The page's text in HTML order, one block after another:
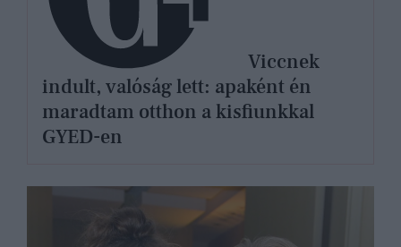
indult, valóság lett: apaként én
maradtam otthon a kisfiunkkal
GYED-en